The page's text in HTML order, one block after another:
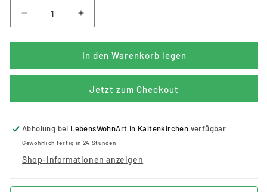
Verringere
die
Menge
Massiver
für
Photos
recyceltes
Holz
Erhöhe
die
Menge
für
Massiver
VECCHIO
für
Photos
recyceltes
Holz
In den Warenkorb legen
Jetzt zum Checkout
Abholung bei LebensWohnArt in Kaltenkirchen verfügbar
Gewöhnlich fertig in 24 Stunden
Shop-Informationen anzeigen